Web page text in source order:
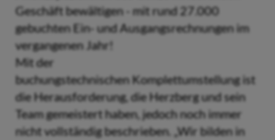
Geschäft bewältigen - mit rund 27.000
gebuchten Ein- und Ausgangsrechnungen im
vergangenen Jahr!
Mit der
buchungstechnischen Komplettumstellung ist
die Herausforderung, die Herzberg und sein
Team gemeistert haben, jedoch noch immer
nicht vollständig beschrieben. „Wir bilden in